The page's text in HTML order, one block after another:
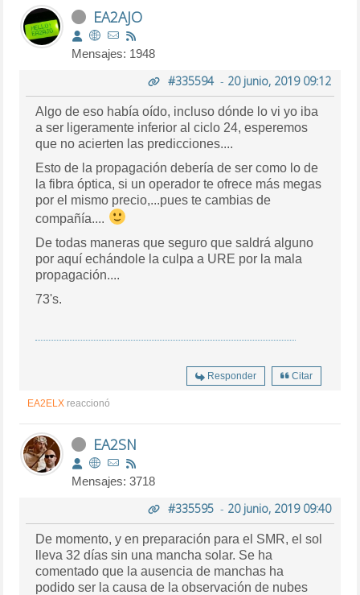
EA2AJO
Mensajes: 1948
#335594- 20 junio, 2019 09:12
Algo de eso había oído, incluso dónde lo vi yo iba
a ser ligeramente inferior al ciclo 24, esperemos
que no acierten las predicciones....
Esto de la propagación debería de ser como lo de
la fibra óptica, si un operador te ofrece más megas
por el mismo precio,...pues te cambias de
compañía....
De todas maneras que seguro que saldrá alguno
por aquí echándole la culpa a URE por la mala
propagación....
73's.
Responder Citar
EA2ELX reaccionó
EA2SN
Mensajes: 3718
#335595- 20 junio, 2019 09:40
De momento, y en preparación para el SMR, el sol
lleva 32 días sin una mancha solar. Se ha
comentado que la ausencia de manchas ha
podido ser la causa de la observación de nubes